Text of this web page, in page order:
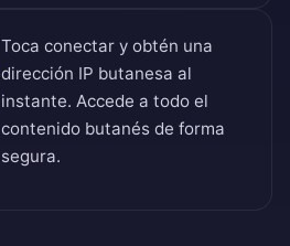
Toca conectar y obtén una
dirección IP butanesa al
instante. Accede a todo el
contenido butanés de forma
segura.